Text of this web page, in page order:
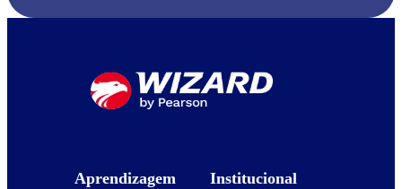
Aprendizagem Institucional